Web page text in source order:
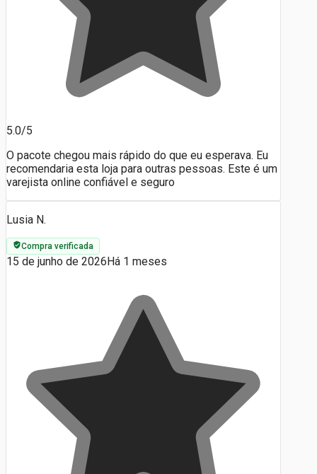
5.0/5
O pacote chegou mais rápido do que eu esperava. Eu
recomendaria esta loja para outras pessoas. Este é um
varejista online confiável e seguro
Lusia N.
Compra verificada
15 de junho de 2026Há 1 meses